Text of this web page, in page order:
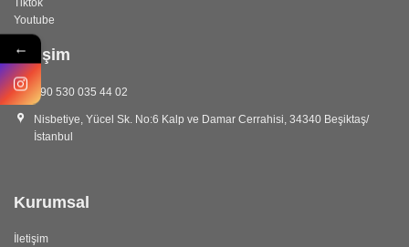
Tiktok
Youtube
İletişim
+90 530 035 44 02
Nisbetiye, Yücel Sk. No:6 Kalp ve Damar Cerrahisi, 34340 Beşiktaş/
İstanbul
Kurumsal
İletişim
←